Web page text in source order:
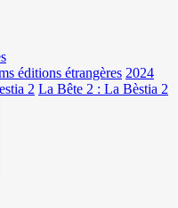
éditions étrangères 2024
2 La Bête 2 : La Bèstia 2